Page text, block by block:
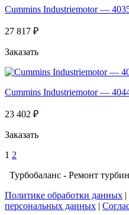
Cummins Industriemotor —
27 817 ₽
Заказать
Cummins Industriemotor —
23 402 ₽
Заказать
1 2
Турбобаланс - Ремонт
Политике обработки данных |
персональных данных |